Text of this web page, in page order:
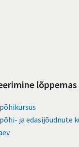
lõppemas
ja edasijõudnute